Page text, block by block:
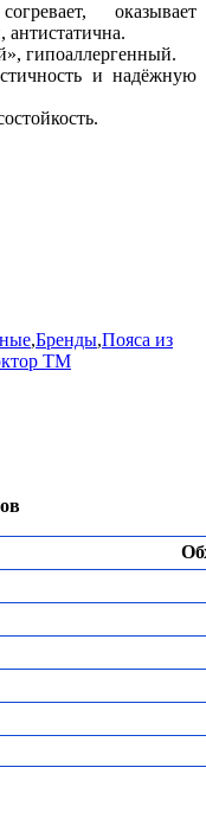
оказывает
гипоаллергенный.
и надёжную
,Бренды,Пояса из
ТМ